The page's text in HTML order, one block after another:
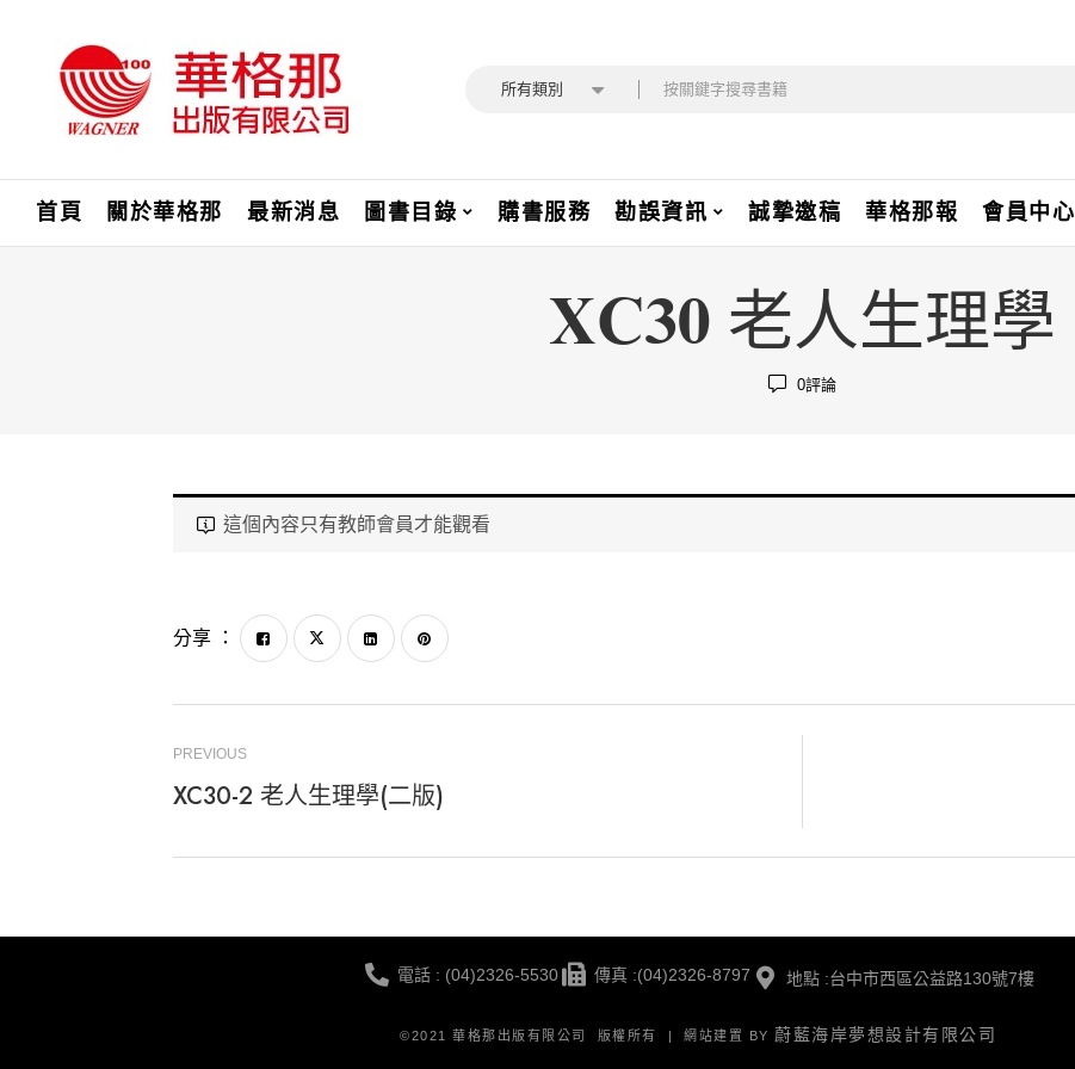
所有類別
首頁 關於華格那 最新消息 圖書目錄 購書服務 勘誤資訊 誠摯邀稿 華格那報 會員中心
XC30 老人生理學
0評論
這個內容只有教師會員才能觀看
分享 ：
PREVIOUS
XC30-2 老人生理學(二版)
電話 : (04)2326-5530 傳真 :(04)2326-8797 地點 :台中市西區公益路130號7樓
©2021 華格那出版有限公司 版權所有 | 網站建置 BY 蔚藍海岸夢想設計有限公司